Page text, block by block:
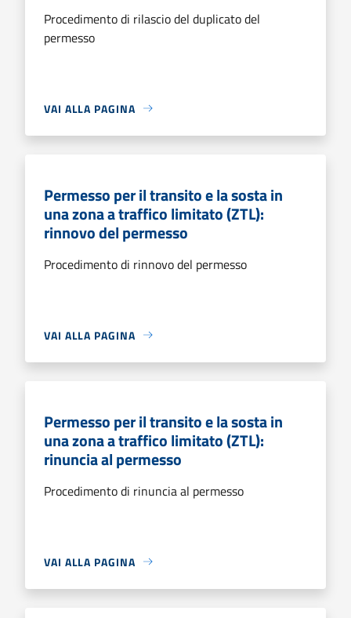
Procedimento di rilascio del duplicato del
permesso
VAI ALLA PAGINA
Permesso per il transito e la sosta in
una zona a traffico limitato (ZTL):
rinnovo del permesso
Procedimento di rinnovo del permesso
VAI ALLA PAGINA
Permesso per il transito e la sosta in
una zona a traffico limitato (ZTL):
rinuncia al permesso
Procedimento di rinuncia al permesso
VAI ALLA PAGINA